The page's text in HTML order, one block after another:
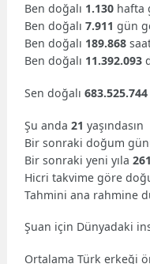
Ben doğalı 1.130 hafta
Ben doğalı7.911 gün
Ben doğalı 189.868
Ben doğalı 11.392.093
Sen doğalı683.525.744
Şu anda21 yaşındasın
Bir sonraki doğum
Bir sonraki yeni yıla261
Hicri takvime göre
Tahmini ana rahmine
Şuan için Dünyadaki
Ortalama Türk erkeği